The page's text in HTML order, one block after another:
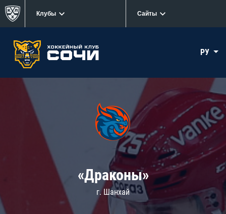
Клубы Сайты
РУ
«Драконы»
г. Шанхай